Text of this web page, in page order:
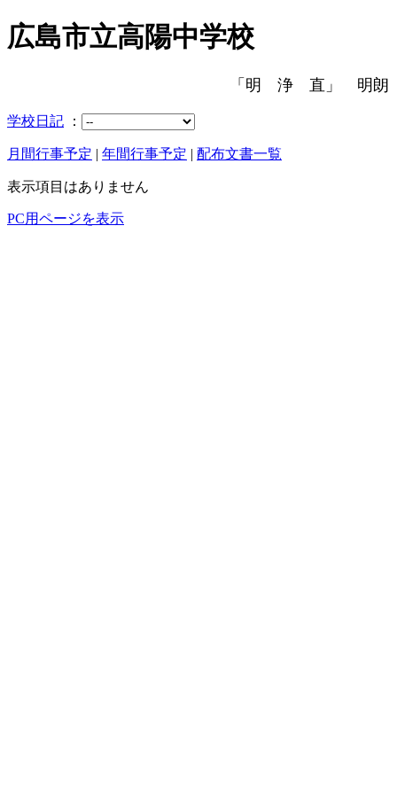
広島市立高陽中学校
「明 浄 直」 明朗で
学校日記 ：
月間行事予定 | 年間行事予定 | 配布文書一覧
表示項目はありません
PC用ページを表示